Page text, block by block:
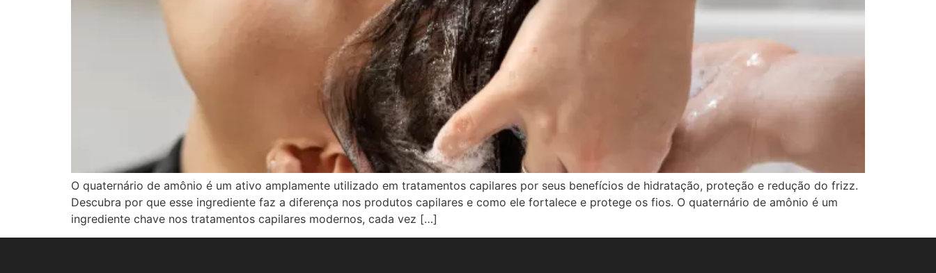
O quaternário de amônio é um ativo amplamente utilizado em tratamentos capilares por seus benefícios de hidratação, proteção e redução do frizz.
Descubra por que esse ingrediente faz a diferença nos produtos capilares e como ele fortalece e protege os fios. O quaternário de amônio é um
ingrediente chave nos tratamentos capilares modernos, cada vez […]